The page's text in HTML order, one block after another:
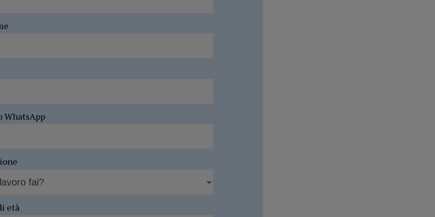
WhatsApp
età